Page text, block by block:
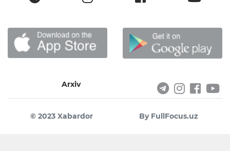
Arxiv
© 2023 Xabardor By FullFocus.uz